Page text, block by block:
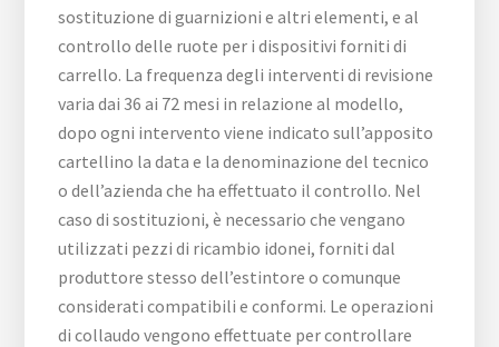
sostituzione di guarnizioni e altri elementi, e al
controllo delle ruote per i dispositivi forniti di
carrello. La frequenza degli interventi di revisione
varia dai 36 ai 72 mesi in relazione al modello,
dopo ogni intervento viene indicato sull’apposito
cartellino la data e la denominazione del tecnico
o dell’azienda che ha effettuato il controllo. Nel
caso di sostituzioni, è necessario che vengano
utilizzati pezzi di ricambio idonei, forniti dal
produttore stesso dell’estintore o comunque
considerati compatibili e conformi. Le operazioni
di collaudo vengono effettuate per controllare